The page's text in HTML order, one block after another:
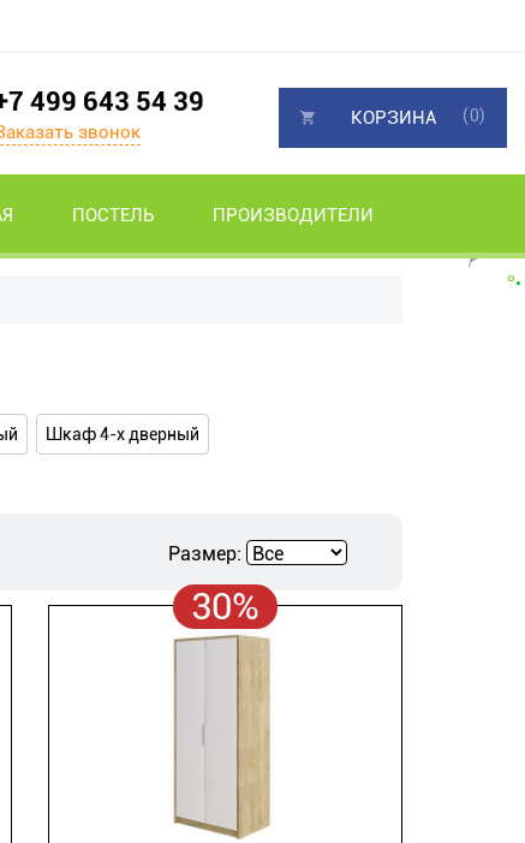
499 643 54 39
звонок
ПОСТЕЛЬ ПРОИЗВОДИТЕЛИ
КОРЗИНА (0)
Шкаф 4-х дверный
Размер:
30%